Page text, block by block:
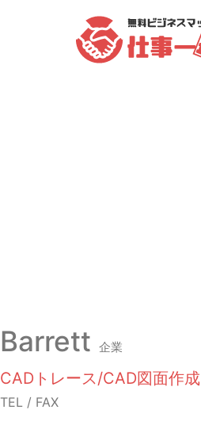
Barrett 企業
CADトレース/CAD図面作成
TEL / FAX